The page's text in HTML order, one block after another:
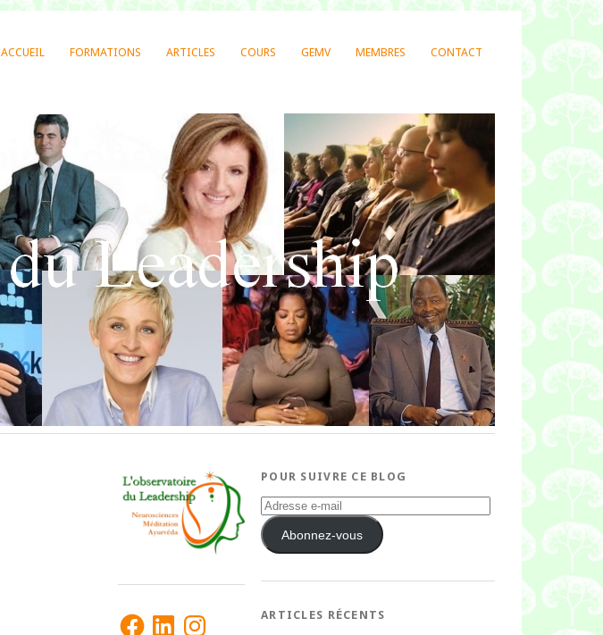
ACCUEIL FORMATIONS ARTICLES COURS GEMV MEMBRES CONTACT
FacebookLinkedInInstagram
POUR SUIVRE CE BLOG
Adresse
e-
mail Abonnez-vous
ARTICLES RÉCENTS